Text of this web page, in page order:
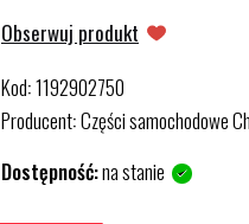
Obserwuj produkt
Kod:1192902750
Producent:Części samochodowe
Dostępność:na stanie